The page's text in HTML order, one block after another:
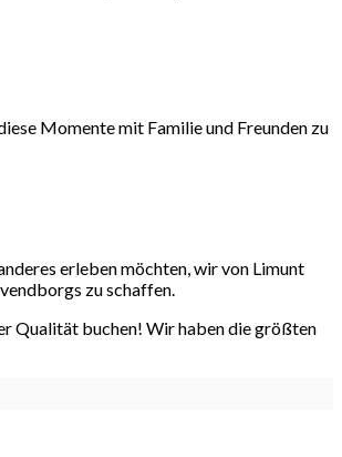
Momente mit Familie und Freunden zu
erleben möchten, wir von Limunt
zu schaffen.
Qualität buchen! Wir haben die größten